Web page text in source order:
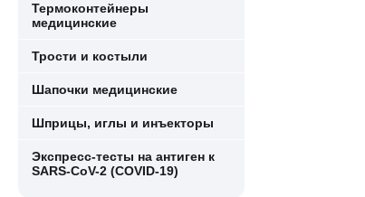
Термоконтейнеры
медицинские
Трости и костыли
Шапочки медицинские
Шприцы, иглы и инъекторы
Экспресс-тесты на антиген к
SARS-CoV-2 (COVID-19)